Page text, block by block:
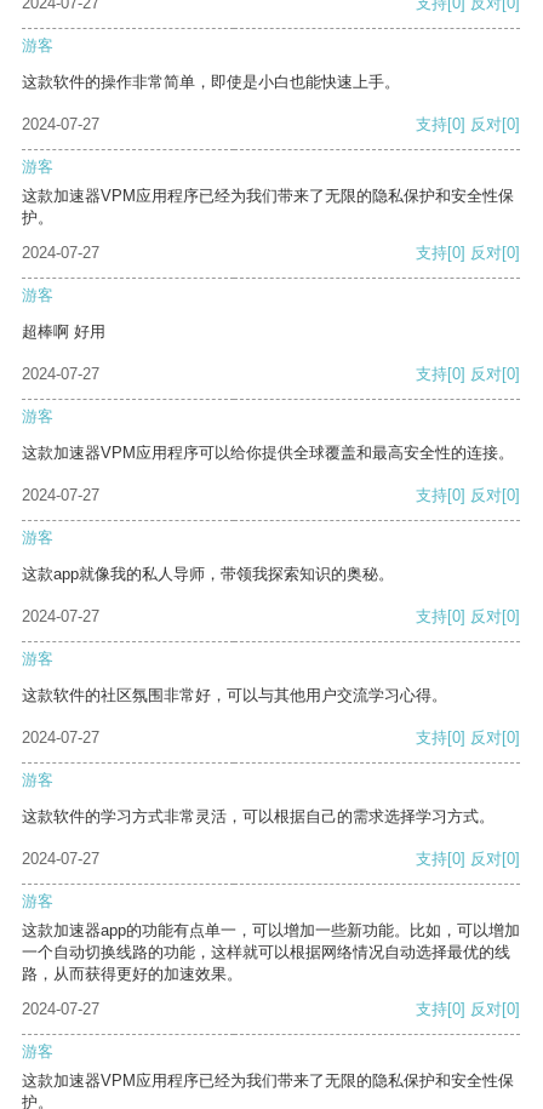
游客
这款软件的操作非常简单，即使是小白也能快速上手。
2024-07-27 支持[0] 反对[0]
游客
这款加速器VPM应用程序已经为我们带来了无限的隐私保护和安全性保
护。
2024-07-27
支持[0] 反对[0]
游客
超棒啊 好用
2024-07-27 支持[0] 反对[0]
游客
这款加速器VPM应用程序可以给你提供全球覆盖和最高安全性的连接。
2024-07-27 支持[0] 反对[0]
游客
这款app就像我的私人导师，带领我探索知识的奥秘。
2024-07-27 支持[0] 反对[0]
游客
这款软件的社区氛围非常好，可以与其他用户交流学习心得。
2024-07-27 支持[0] 反对[0]
游客
这款软件的学习方式非常灵活，可以根据自己的需求选择学习方式。
2024-07-27 支持[0] 反对[0]
游客
这款加速器app的功能有点单一，可以增加一些新功能。比如，可以增加
一个自动切换线路的功能，这样就可以根据网络情况自动选择最优的线
路，从而获得更好的加速效果。
2024-07-27
支持[0] 反对[0]
游客
这款加速器VPM应用程序已经为我们带来了无限的隐私保护和安全性保
护。